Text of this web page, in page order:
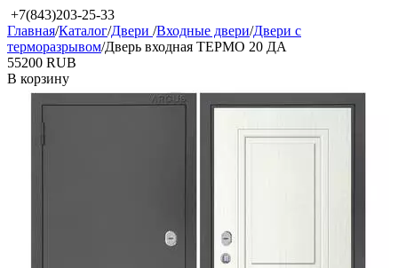
+7(843)203-25-33
Главная/Каталог/Двери /Входные двери/Двери с
терморазрывом/Дверь входная ТЕРМО 20 ДА
‍55200‍ RUB
В корзину